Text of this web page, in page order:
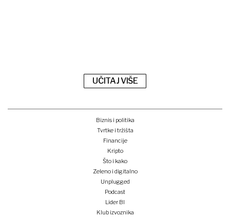
UČITAJ VIŠE
Biznis i politika
Tvrtke i tržišta
Financije
Kripto
Što i kako
Zeleno i digitalno
Unplugged
Podcast
Lider BI
Klub izvoznika